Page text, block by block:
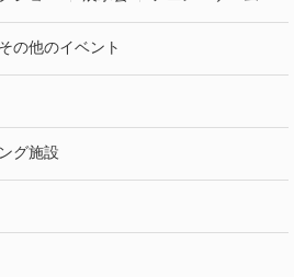
その他のイベント
グ施設